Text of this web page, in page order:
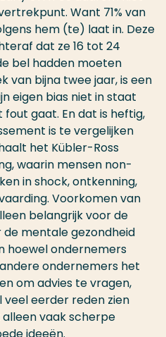
Want 71% van
hem (te) laat in. Deze
dat ze 16 tot 24
bel hadden moeten
van bijna twee jaar, is een
eigen bias niet in staat
gaat. En dat is heftig,
is te vergelijken
het Kübler-Ross
waarin mensen non-
in shock, ontkenning,
Voorkomen van
belangrijk voor de
mentale gezondheid
hoewel ondernemers
ondernemers het
om advies te vragen,
eerder reden zien
vaak scherpe